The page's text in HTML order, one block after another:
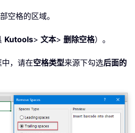
空格的区域。
Kutools> 文本> 删除空格）。
，请在空格类型来源下勾选后面的